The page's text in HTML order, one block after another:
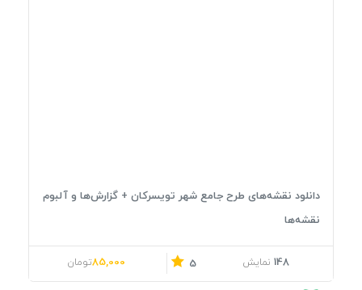
دانلود نقشه‌های طرح جامع شهر تویسرکان + گزارش‌ها و آلبوم
نقشه‌ها
148 نمایش 5 قیمت اصلی: 106,000تومان بود.
85,000تومان